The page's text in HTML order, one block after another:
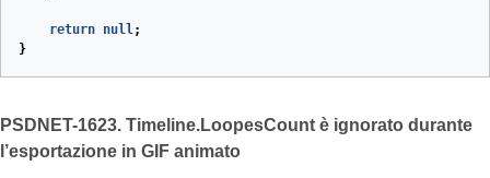
return null;
}
PSDNET-1623. Timeline.LoopesCount è ignorato durante
l’esportazione in GIF animato